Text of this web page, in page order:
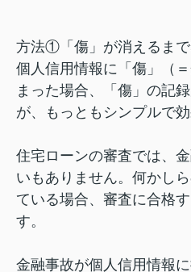
方法①「傷」が消えるま
個人信用情報に「傷」（
まった場合、「傷」の記
が、もっともシンプルで効
住宅ローンの審査では、
いもありません。何かし
ている場合、審査に合格
す。
金融事故が個人信用情報